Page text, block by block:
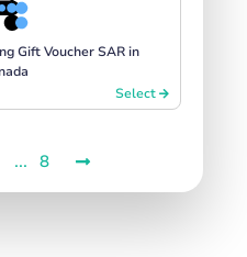
Gift Voucher SAR in
Select
... 8